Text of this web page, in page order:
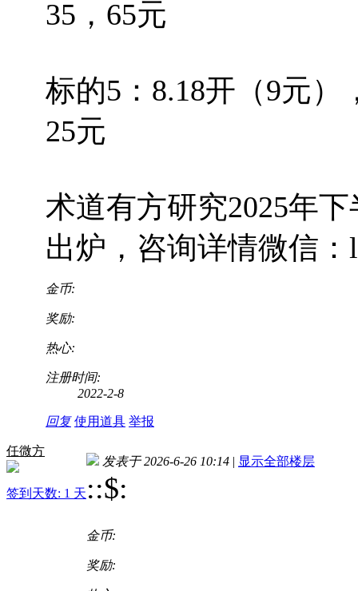
35，65元
标的5：8.18开（9元）
25元
术道有方研究2025年
出炉，咨询详情微信：
金币:
奖励:
热心:
注册时间:
2022-2-8
回复 使用道具 举报
任微方
签到天数: 1 天
发表于 2026-6-26 10:14 | 显示全部楼层
::$:
金币:
奖励: